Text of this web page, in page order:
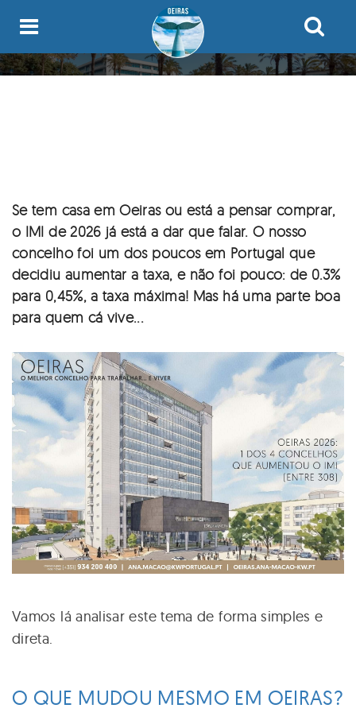
para
o
conteúdo
Se tem casa em Oeiras ou está a pensar comprar,
o IMI de 2026 já está a dar que falar. O nosso
concelho foi um dos poucos em Portugal que
decidiu aumentar a taxa, e não foi pouco: de 0.3%
para 0,45%, a taxa máxima! Mas há uma parte boa
para quem cá vive...
Vamos lá analisar este tema de forma simples e
direta.
O QUE MUDOU MESMO EM OEIRAS?